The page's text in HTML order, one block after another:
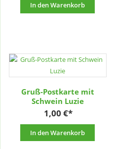
In den Warenkorb
Gruß-Postkarte mit
Schwein Luzie
1,00€
In den Warenkorb